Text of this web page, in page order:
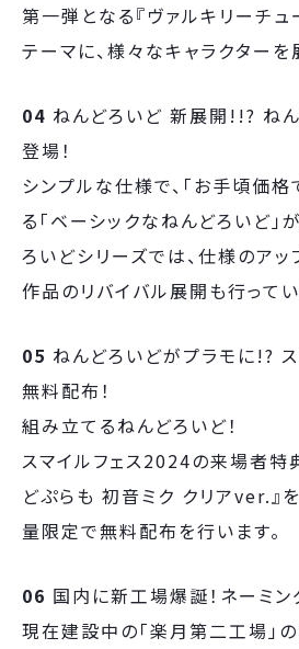
第一弾となる『ヴァルキリーチュ
テーマに、様々なキャラクターを
04 ねんどろいど 新展開!!? ねん
登場！
シンプルな仕様で、「お手頃価格
る「ベーシックなねんどろいど」
ろいどシリーズでは、仕様のア
作品のリバイバル展開も行ってい
05 ねんどろいどがプラモに!?
無料配布！
組み立てるねんどろいど！
スマイルフェス2024の来場者特
どぷらも 初音ミク クリアver.』
量限定で無料配布を行います。
06 国内に新工場爆誕！ネーミン
現在建設中の「楽月第二工場」の